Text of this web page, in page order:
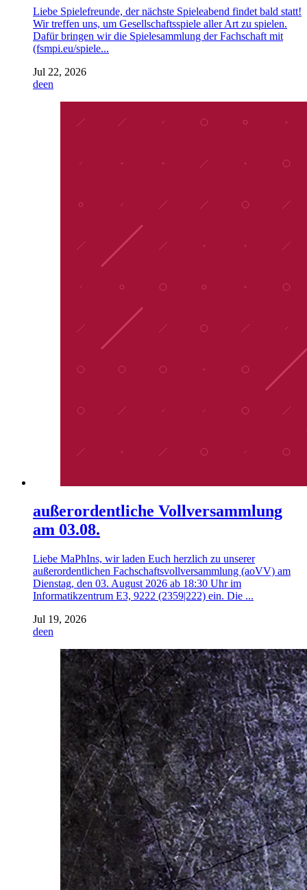
Liebe Spielefreunde, der nächste Spieleabend findet bald statt!
Wir treffen uns, um Gesellschaftsspiele aller Art zu spielen.
Dafür bringen wir die Spielesammlung der Fachschaft mit
(fsmpi.eu/spiele...
Jul 22, 2026
deen
außerordentliche Vollversammlung
am 03.08.
Liebe MaPhIns, wir laden Euch herzlich zu unserer
außerordentlichen Fachschaftsvollversammlung (aoVV) am
Dienstag, den 03. August 2026 ab 18:30 Uhr im
Informatikzentrum E3, 9222 (2359|222) ein. Die ...
Jul 19, 2026
deen